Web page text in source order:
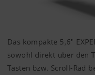
Das kompakte 5,6"
sowohl direkt über den
Tasten bzw. Scroll-Rad